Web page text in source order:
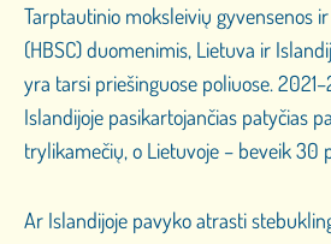
Tarptautinio moksleivių gyvensenos
(HBSC) duomenimis, Lietuva ir
yra tarsi priešinguose poliuose.
Islandijoje pasikartojančias patyčias
trylikamečių, o Lietuvoje – beveik 30
Ar Islandijoje pavyko atrasti